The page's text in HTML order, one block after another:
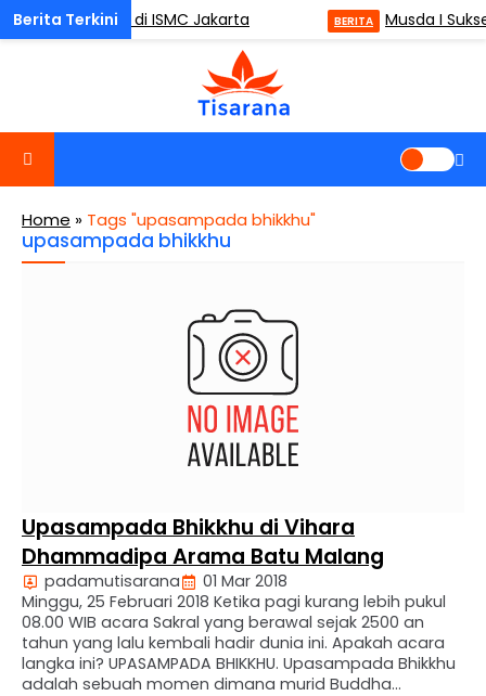
(ODM) di ISMC Jakarta BERITA Musda I
Home » Tags "upasampada bhikkhu"
upasampada bhikkhu
Upasampada Bhikkhu di Vihara
Dhammadipa Arama Batu Malang
padamutisarana
01 Mar 2018
Minggu, 25 Februari 2018 Ketika pagi kurang lebih pukul
08.00 WIB acara Sakral yang berawal sejak 2500 an
tahun yang lalu kembali hadir dunia ini. Apakah acara
langka ini? UPASAMPADA BHIKKHU. Upasampada Bhikkhu
adalah sebuah momen dimana murid Buddha